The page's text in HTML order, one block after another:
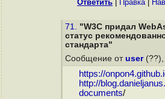
Ответить Правка|
71. "W3C придал
статус
стандарта"
Сообщение от user(??),
https://
http://
documents/